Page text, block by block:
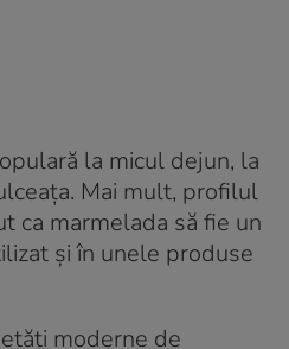
la micul dejun, la
Mai mult, profilul
ca marmelada să fie un
și în unele produse
moderne de